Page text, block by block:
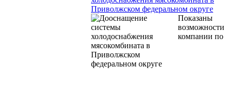
Приволжском федеральном округе
Показаны
возможности
компании по